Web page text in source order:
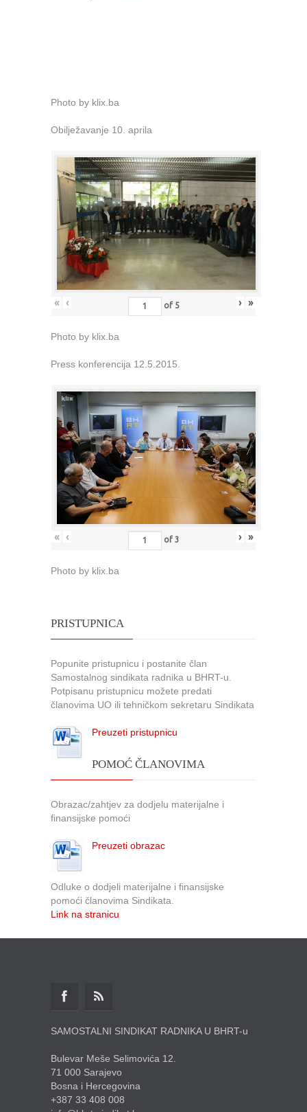
Photo by klix.ba
Obilježavanje 10. aprila
« ‹ of 5 › »
Photo by klix.ba
Press konferencija 12.5.2015.
« ‹ of 3 › »
Photo by klix.ba
PRISTUPNICA
Popunite pristupnicu i postanite član
Samostalnog sindikata radnika u BHRT-u.
Potpisanu pristupnicu možete predati
članovima UO ili tehničkom sekretaru Sindikata
Preuzeti pristupnicu
POMOĆ ČLANOVIMA
Obrazac/zahtjev za dodjelu materijalne i
finansijske pomoći
Preuzeti obrazac
Odluke o dodjeli materijalne i finansijske
pomoći članovima Sindikata.
Link na stranicu
SAMOSTALNI SINDIKAT RADNIKA U BHRT-u
Bulevar Meše Selimovića 12.
71 000 Sarajevo
Bosna i Hercegovina
+387 33 408 008